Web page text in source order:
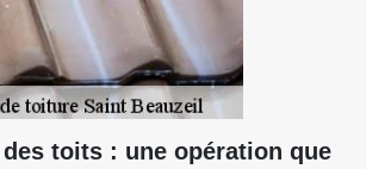
toits : une opération que